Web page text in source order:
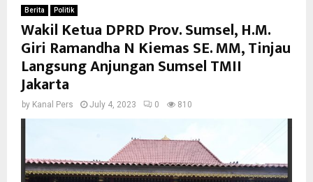
Berita Politik
Wakil Ketua DPRD Prov. Sumsel, H.M.
Giri Ramandha N Kiemas SE. MM, Tinjau
Langsung Anjungan Sumsel TMII
Jakarta
by Kanal Pers July 4, 2023 0 810